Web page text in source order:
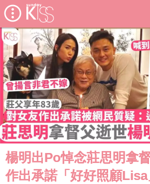
楊明出Po悼念莊思明拿
作出承諾「好好照顧